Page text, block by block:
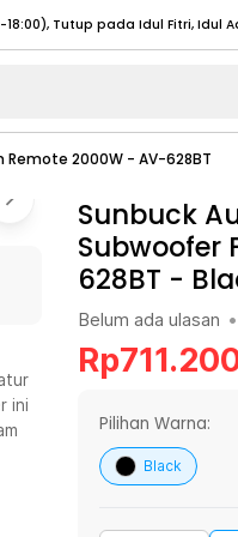
20:00), Tutup pada Idul Fitri
- 17:00) Selengkapnya
- 17:00) Selengkapnya
20:00), Tutup pada Idul Fitri
Tutup pada Idul Fitri
20:00), Tutup pada Idul Fitri
- 17:00) Selengkapnya
- 17:00)
Remote 2000W - AV-628BT
ini
Sunbuck
Subwoofer
628BT -
Belum ada ulasan •
Rp
Pilihan Warna:
Black